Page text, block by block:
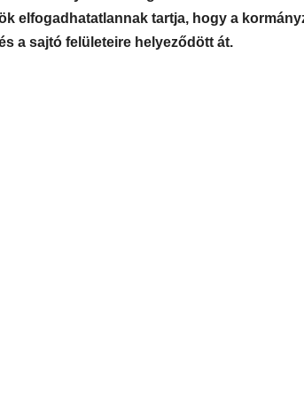
elfogadhatatlannak tartja, hogy a
a sajtó felületeire helyeződött át.